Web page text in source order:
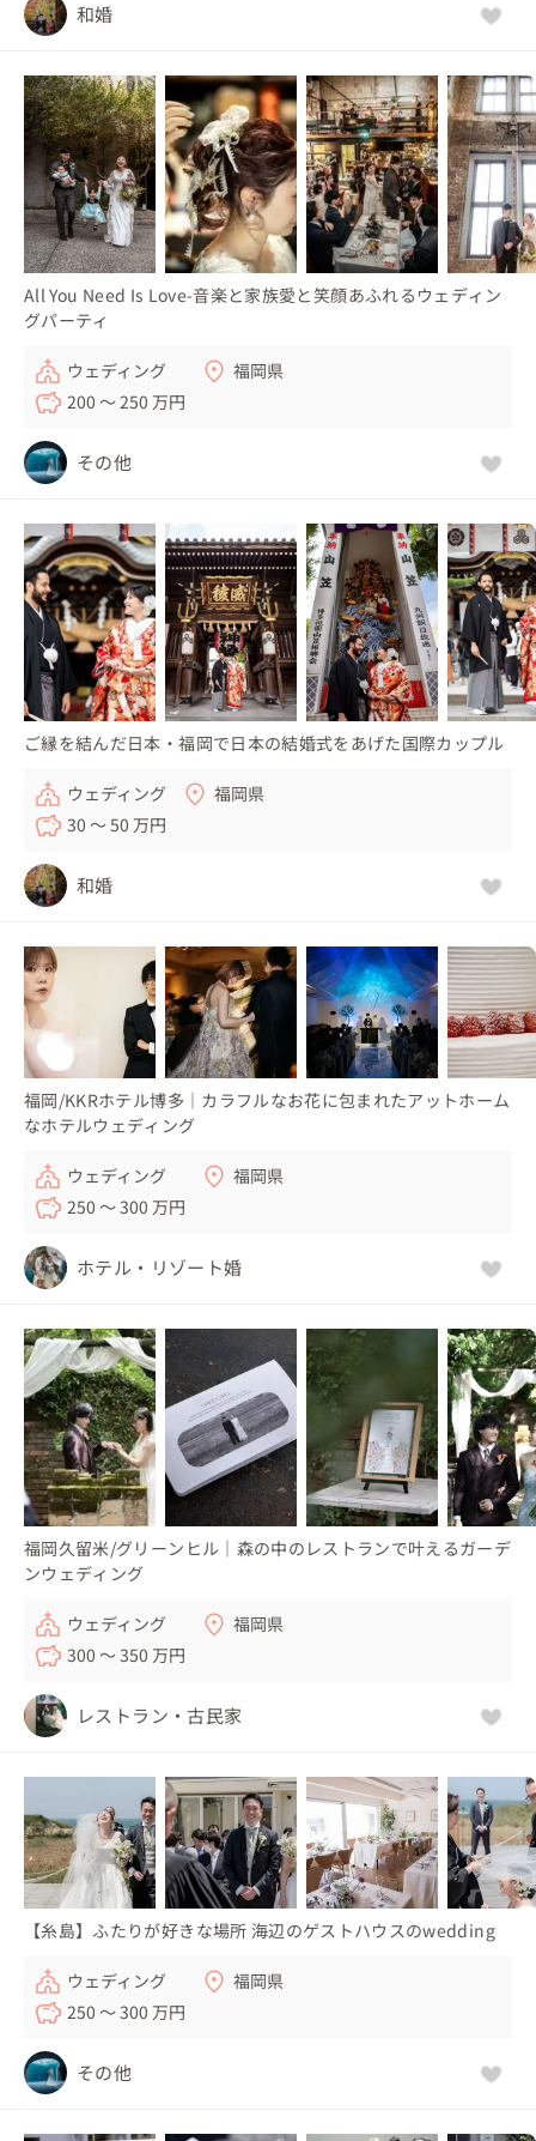
和婚
All You Need Is Love-音楽と家族愛と笑顔あふれるウェディン
グパーティ
ウェディング
福岡県
200 〜 250 万円
その他
ご縁を結んだ日本・福岡で日本の結婚式をあげた国際カップル
ウェディング
福岡県
30 〜 50 万円
和婚
福岡/KKRホテル博多｜カラフルなお花に包まれたアットホーム
なホテルウェディング
ウェディング
福岡県
250 〜 300 万円
ホテル・リゾート婚
福岡久留米/グリーンヒル｜森の中のレストランで叶えるガーデ
ンウェディング
ウェディング
福岡県
300 〜 350 万円
レストラン・古民家
【糸島】ふたりが好きな場所 海辺のゲストハウスのwedding
ウェディング
福岡県
250 〜 300 万円
その他